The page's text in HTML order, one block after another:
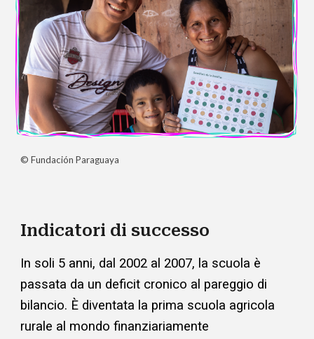
© Fundación Paraguaya
Indicatori di successo
In soli 5 anni, dal 2002 al 2007, la scuola è
passata da un deficit cronico al pareggio di
bilancio. È diventata la prima scuola agricola
rurale al mondo finanziariamente